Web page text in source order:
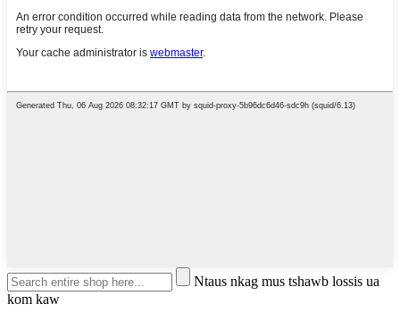
Ntaus nkag mus tshawb lossis ua
kom kaw